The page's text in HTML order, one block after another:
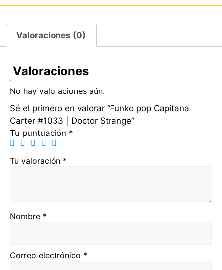
Valoraciones (0)
Valoraciones
No hay valoraciones aún.
Sé el primero en valorar “Funko pop Capitana
Carter #1033 | Doctor Strange”
Tu puntuación *
Tu valoración *
Nombre *
Correo electrónico *